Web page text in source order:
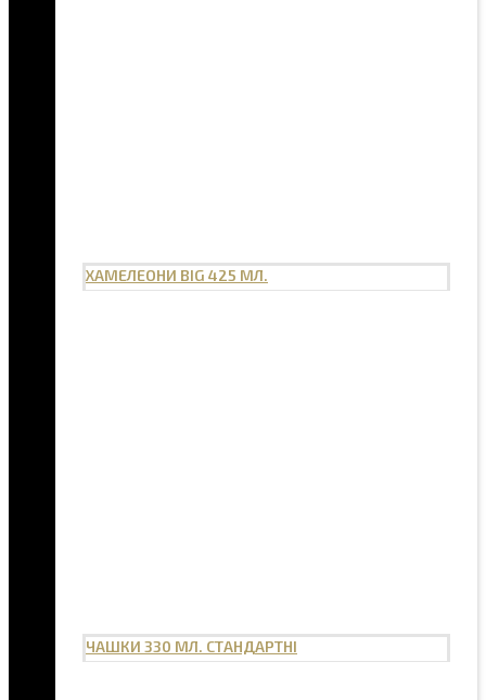
ХАМЕЛЕОНИ BIG 425 МЛ.
ЧАШКИ 330 МЛ. СТАНДАРТНІ